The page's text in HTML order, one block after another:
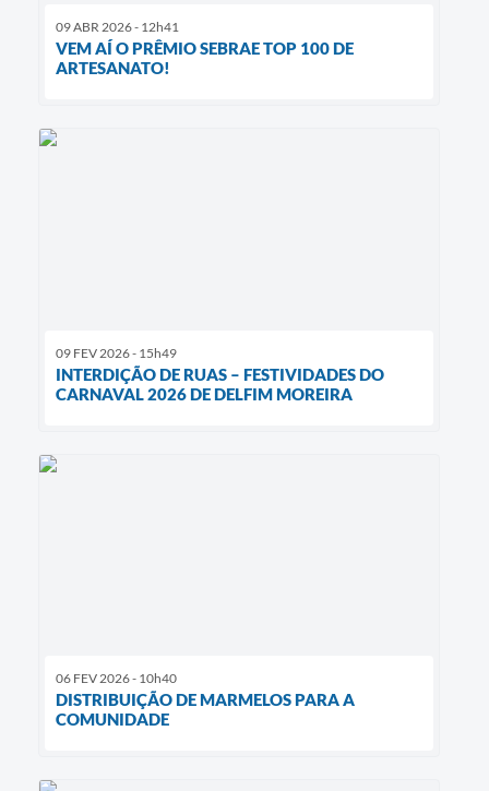
09 ABR 2026 - 12h41
VEM AÍ O PRÊMIO SEBRAE TOP 100 DE
ARTESANATO!
09 FEV 2026 - 15h49
INTERDIÇÃO DE RUAS – FESTIVIDADES DO
CARNAVAL 2026 DE DELFIM MOREIRA
06 FEV 2026 - 10h40
DISTRIBUIÇÃO DE MARMELOS PARA A
COMUNIDADE